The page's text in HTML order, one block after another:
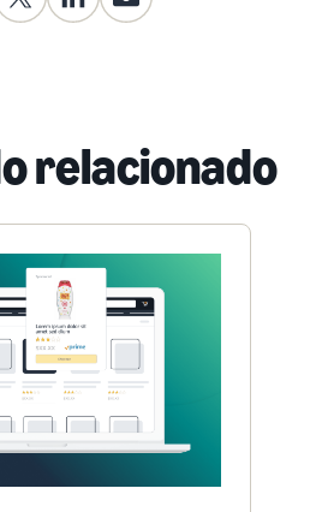
relacionado